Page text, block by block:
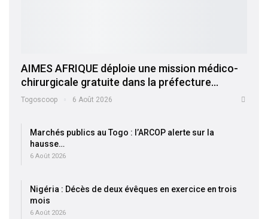
AIMES AFRIQUE déploie une mission médico-
chirurgicale gratuite dans la préfecture…
Togoscoop 6 Août 2026
Marchés publics au Togo : l’ARCOP alerte sur la
hausse…
6 Août 2026
Nigéria : Décès de deux évêques en exercice en trois
mois
6 Août 2026